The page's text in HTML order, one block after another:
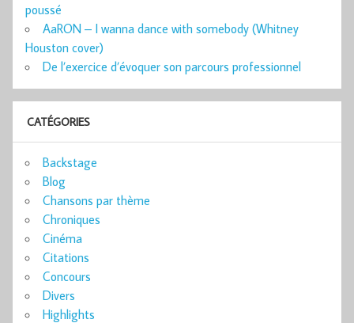
poussé
AaRON – I wanna dance with somebody (Whitney
Houston cover)
De l’exercice d’évoquer son parcours professionnel
CATÉGORIES
Backstage
Blog
Chansons par thème
Chroniques
Cinéma
Citations
Concours
Divers
Highlights